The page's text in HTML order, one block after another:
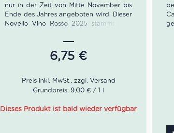
nur in der Zeit von Mitte November bis
Ende des Jahres angeboten wird. Dieser
Novello Vino Rosso 2025 stammt vom
welches eines der größten italienischen
Weingüter der Welt ist. Abgesehen vom
Novello bieten sie mehr als 68 Weine
Die Eigenschaften
vom Novello Vino
6,75 €
Grundpreis: 9,00 € / 1 l
Dieses Produkt ist bald wieder verfügbar